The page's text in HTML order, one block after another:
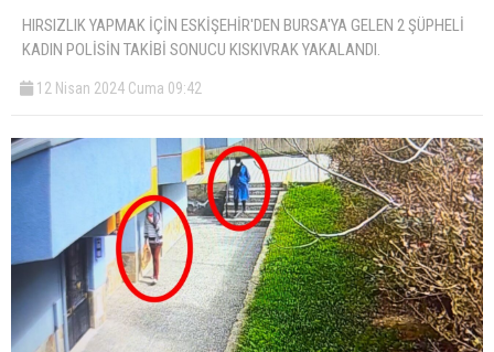
HIRSIZLIK YAPMAK İÇİN ESKİŞEHİR'DEN BURSA'YA GELEN 2 ŞÜPHELİ
KADIN POLİSİN TAKİBİ SONUCU KISKIVRAK YAKALANDI.
12 Nisan 2024 Cuma 09:42